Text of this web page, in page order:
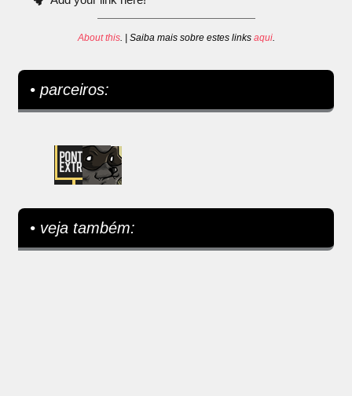
About this. | Saiba mais sobre estes links aqui.
• parceiros:
• veja também: